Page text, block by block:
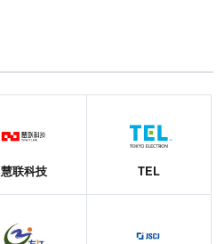
慧联科技 TEL